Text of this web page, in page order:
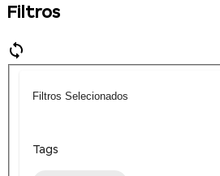
Filtros
Filtros Selecionados
Tags